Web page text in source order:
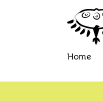
Home